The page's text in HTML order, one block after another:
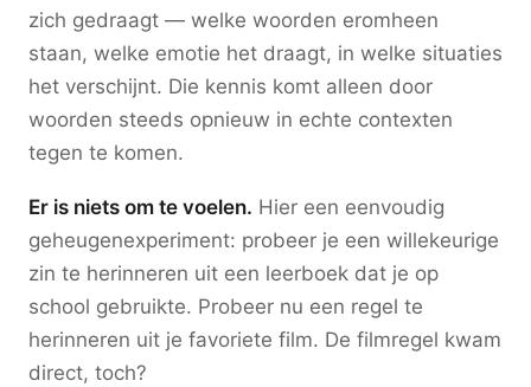
zich gedraagt — welke woorden eromheen
staan, welke emotie het draagt, in welke situaties
het verschijnt. Die kennis komt alleen door
woorden steeds opnieuw in echte contexten
tegen te komen.
Er is niets om te voelen. Hier een eenvoudig
geheugenexperiment: probeer je een willekeurige
zin te herinneren uit een leerboek dat je op
school gebruikte. Probeer nu een regel te
herinneren uit je favoriete film. De filmregel kwam
direct, toch?